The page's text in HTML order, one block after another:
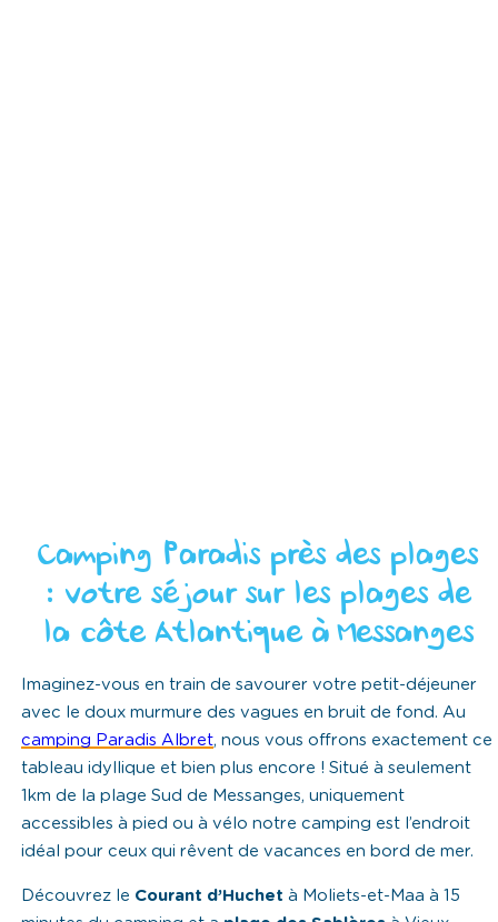
Camping Paradis près des plages
: votre séjour sur les plages de
la côte Atlantique à Messanges
Imaginez-vous en train de savourer votre petit-déjeuner
avec le doux murmure des vagues en bruit de fond. Au
camping Paradis Albret, nous vous offrons exactement ce
tableau idyllique et bien plus encore ! Situé à seulement
1km de la plage Sud de Messanges, uniquement
accessibles à pied ou à vélo notre camping est l’endroit
idéal pour ceux qui rêvent de vacances en bord de mer.
Découvrez le Courant d’Huchetà Moliets-et-Maa à 15